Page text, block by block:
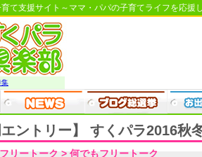
て支援サイト～ママ・パパの子育てライフを応援
集
エントリー】 すくパラ2016秋
フリートーク >何でもフリートーク